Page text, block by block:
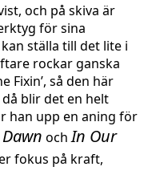
och på skiva är
för sina
ställa till det lite i
rockar ganska
Fixin’, så den här
blir det en helt
han upp en aning för
ochIn Our
fokus på kraft,